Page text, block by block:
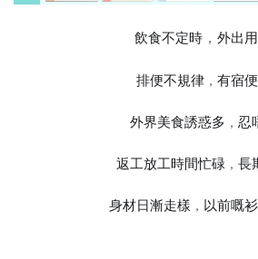
飲食不定時 ， 外出
排便不規律 ， 有宿
外界美食誘惑多 ， 忍
返工放工時間忙碌 ， 長
身材日漸走樣 ， 以前嘅